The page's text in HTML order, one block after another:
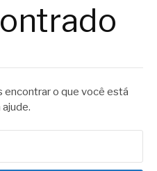
o que você está